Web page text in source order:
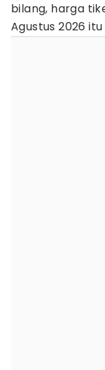
bilang, harga
Agustus 2026